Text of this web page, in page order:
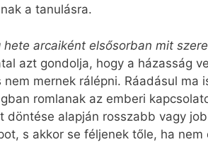
a tanulásra.
hete arcaiként elsősorban mit
azt gondolja, hogy a házasság
mernek rálépni. Ráadásul
romlanak az emberi
döntése alapján rosszabb vagy
s akkor se féljenek tőle, ha